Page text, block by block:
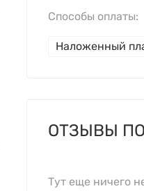
Способы оплаты:
Наложенный
ОТЗЫВЫ
Тут еще ничего